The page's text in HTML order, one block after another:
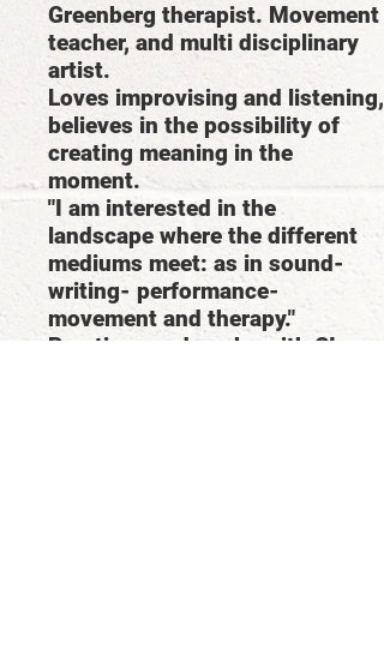
Greenberg therapist. Movement
teacher, and multi disciplinary
artist.
Loves improvising and listening,
believes in the possibility of
creating meaning in the
moment.
"I am interested in the
landscape where the different
mediums meet: as in sound-
writing- performance-
movement and therapy."
Practices and works with CI